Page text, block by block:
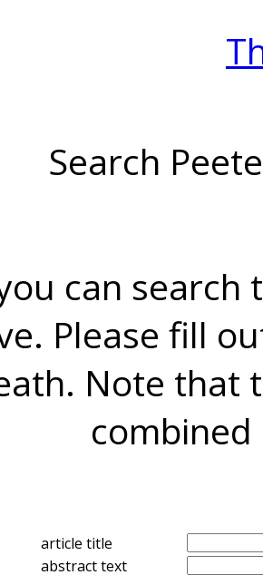
Search
can search
Please fill
Note that
combined
article title
abstract text